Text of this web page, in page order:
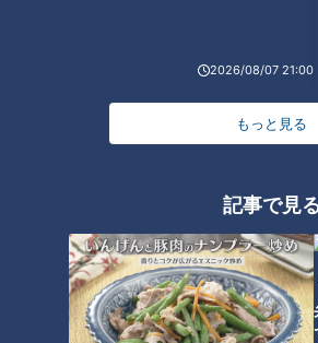
2026/08/07 21:00
もっと見る
記事で見
にアウトならないところ。粘りもあるし
込まれるとノーステップでピッチャーに
しぶとく打つっていうのが１番打者とし
―バファローズとの第３戦のキーマンは？
（雄太）、石川（昂弥）、鵜飼（航丞
てるバッターがいいところでボカンと
チャーを楽にする